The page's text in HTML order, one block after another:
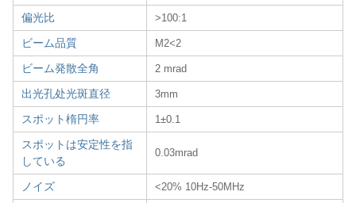
偏光比 >100:1
ビーム品質 M2<2
ビーム発散全角 2 mrad
出光孔处光斑直径 3mm
スポット楕円率 1±0.1
スポットは安定性を指
している
0.03mrad
ノイズ <20% 10Hz-50MHz